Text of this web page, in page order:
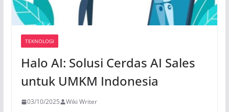
TEKNOLOGI
Halo AI: Solusi Cerdas AI Sales
untuk UMKM Indonesia
03/10/2025 Wiki Writer